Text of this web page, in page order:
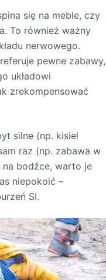
się na meble, czy
To również ważny
nerwowego.
pewne zabawy,
układowi
zrekompensować
silne (np. kisiel
raz (np. zabawa w
na bodźce, warto je
niepokoić –
SI.